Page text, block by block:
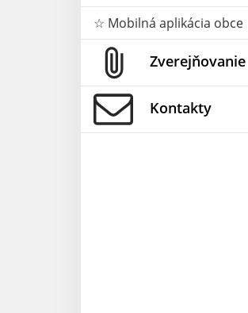
☆ Mobilná aplikácia obce
Zverejňovanie
Kontakty